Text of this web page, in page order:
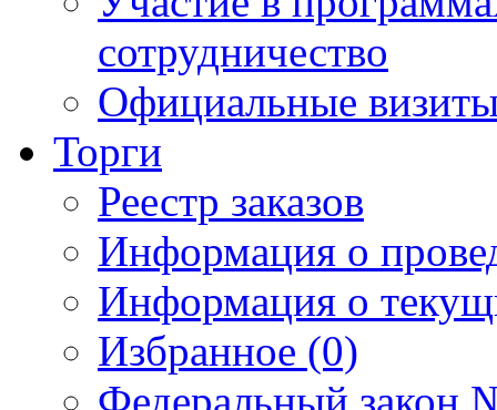
сотрудничество
Официальные
Торги
Реестр заказов
Информация о
Информация о
Избранное (0)
Федеральный закон